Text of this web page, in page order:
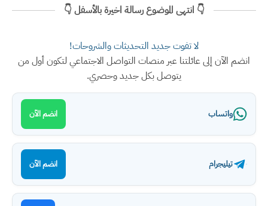
👇 انتهى الموضوع رسالة اخيرة بالأسفل 👇
لا تفوت جديد التحديثات والشروحات!
انضم الآن إلى عائلتنا عبر منصات التواصل الاجتماعي لتكون أول من
يتوصل بكل جديد وحصري.
واتساب انضم الآن
تيليجرام انضم الآن